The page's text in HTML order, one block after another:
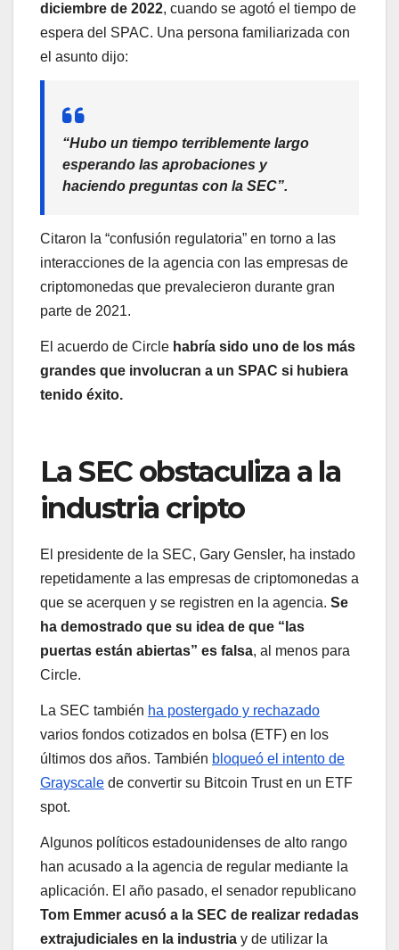
diciembre de 2022, cuando se agotó el tiempo de
espera del SPAC. Una persona familiarizada con
el asunto dijo:
“Hubo un tiempo terriblemente largo
esperando las aprobaciones y
haciendo preguntas con la SEC”.
Citaron la “confusión regulatoria” en torno a las
interacciones de la agencia con las empresas de
criptomonedas que prevalecieron durante gran
parte de 2021.
El acuerdo de Circle habría sido uno de los más
grandes que involucran a un SPAC si hubiera
tenido éxito.
La SEC obstaculiza a la
industria cripto
El presidente de la SEC, Gary Gensler, ha instado
repetidamente a las empresas de criptomonedas a
que se acerquen y se registren en la agencia. Se
ha demostrado que su idea de que “las
puertas están abiertas” es falsa, al menos para
Circle.
La SEC también ha postergado y rechazado
varios fondos cotizados en bolsa (ETF) en los
últimos dos años. También bloqueó el intento de
Grayscale de convertir su Bitcoin Trust en un ETF
spot.
Algunos políticos estadounidenses de alto rango
han acusado a la agencia de regular mediante la
aplicación. El año pasado, el senador republicano
Tom Emmer acusó a la SEC de realizar redadas
extrajudiciales en la industria y de utilizar la